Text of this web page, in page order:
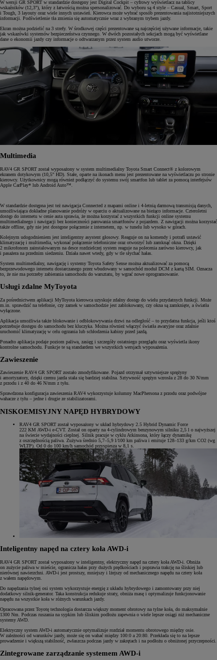
W wersji GR SPORT w standardzie dostępny jest Digital Cockpit – cyfrowy wyświetlacz na tablicy
wskaźników (12,3"), który z łatwością można spersonalizować. Do wyboru są 4 style – Casual, Smart, Sport
i Tough, 3 layouty oraz wiele innych ustawień. Kierowca może wybrać sposób prezentowania najistotniejszych
informacji. Podświetlenie tła zmienia się automatycznie wraz z wybranym trybem jazdy.
Ekran można podzielić na 3 strefy. W środkowej części prezentowane są najczęściej używane informacje, takie
jak wskazówki systemów bezpieczeństwa czynnego. W dwóch pozostałych sekcjach mogą być wyświetlane
dane o ekonomii jazdy czy informacje o odtwarzanym przez system audio utworze.
Multimedia
RAV4 GR SPORT został wyposażony w system multimedialny Toyota Smart Connect® z kolorowym
ekranem dotykowym (10,5" HD). Stałe, oparte na ikonach menu jest prezentowane na wyświetlaczu po stronie
kierowcy. Użytkownicy mogą również podłączyć do systemu swój smartfon lub tablet za pomocą interfejsów
Apple CarPlay* lub Android Auto™.
W standardzie dostępna jest też nawigacja Connected z mapami online i 4-letnią darmową transmisją danych,
umożliwiająca dokładne planowanie podróży w oparciu o aktualizowane na bieżąco informacje. Czteroletni
dostęp do internetu w cenie auta sprawia, że można korzystać z wszystkich funkcji online systemu
multimedialnego i nawigacji bez konieczności parowania smartfonów z pojazdem. Z nawigacji można korzystać
także offline, gdy nie jest dostępne połączenie z internetem, np. w tunelu lub wysoko w górach.
Kolejnym udogodnieniem jest inteligentny asystent głosowy. Reaguje on na komendy i potrafi ustawić
klimatyzację i multimedia, wykonać połączenie telefoniczne oraz otworzyć lub zamknąć okna. Dzięki
2 mikrofonom zainstalowanym na desce rozdzielczej system reaguje na polecenia zarówno kierowcy, jak
i pasażera na przednim siedzeniu. Działa nawet wtedy, gdy w tle słychać hałas.
System multimedialny, nawigację i systemy Toyota Safety Sense można aktualizować za pomocą
bezprzewodowego internetu dostarczanego przez wbudowany w samochód moduł DCM z kartą SIM. Oznacza
to, że nie ma potrzeby zabierania samochodu do warsztatu, by wgrać nowe oprogramowanie.
Usługi zdalne MyToyota
Za pośrednictwem aplikacji MyToyota kierowca uzyskuje zdalny dostęp do wielu przydatnych funkcji. Może
m.in. sprawdzić na telefonie, czy zamek w samochodzie jest zablokowany, czy okna są zamknięte, a światła
wyłączone.
Aplikacja umożliwia także blokowanie i odblokowywania drzwi na odległość – to przydatna funkcja, jeśli ktoś
potrzebuje dostępu do samochodu bez kluczyka. Można również włączyć światła awaryjne oraz zdalnie
uruchomić klimatyzację w celu ogrzania lub schłodzenia kabiny przed jazdą.
Ponadto aplikacja podaje poziom paliwa, zasięg i szczegóły ostatniego przeglądu oraz wyświetla ikony
kontrolne samochodu. Funkcje te są standardem we wszystkich wersjach wyposażenia.
Zawieszenie
Zawieszenie RAV4 GR SPORT zostało zmodyfikowane. Pojazd otrzymał sztywniejsze sprężyny
i amortyzatory, dzięki czemu jazda stała się bardziej stabilna. Sztywność sprężyn wzrosła z 28 do 30 N/mm
z przodu i z 40 do 46 N/mm z tyłu.
Sprawdzona konfiguracja zawieszenia RAV4 wykorzystuje kolumny MacPhersona z przodu oraz podwójne
wahacze z tyłu – jedne i drugie ze stabilizatorami.
NISKOEMISYJNY NAPĘD HYBRYDOWY
RAV4 GR SPORT został wyposażony w układ hybrydowy 2.5 Hybrid Dynamic Force
222 KM AWD-i e‑CVT. Został on oparty na 4-cylindrowym benzynowym silniku 2,5 l o najwyższej
na świecie wydajności cieplnej. Silnik pracuje w cyklu Atkinsona, który łączy dynamikę
z oszczędnością paliwa. Zużywa średnio 5,7–5,9 l/100 km paliwa i emituje 128–133 g/km CO2 (wg
WLTP). Od 0 do 100 km/h samochód przyspiesza w 8,1 s.
Inteligentny napęd na cztery koła AWD-i
RAV4 GR SPORT został wyposażony w inteligentny, elektryczny napęd na cztery koła AWD-i. Obniża
on zużycie paliwa w mieście, ogranicza hałas przy dużych prędkościach i poprawia trakcję na śliskiej lub
nierównej nawierzchni. AWD-i jest prostszy, mniejszy i lżejszy od mechanicznego napędu na cztery koła
z wałem napędowym.
Do napędzania tylnej osi system wykorzystuje energię z układu hybrydowego i zamontowany przy niej
dodatkowy silnik-generator. Taka konstrukcja redukuje straty, obniża masę i optymalizuje funkcjonowanie
napędu na wszystkie koła w różnych warunkach jazdy.
Opracowana przez Toyotę technologia dostarcza większy moment obrotowy na tylne koła, do maksymalnie
1300 Nm. Podczas ruszania na sypkim lub śliskim podłożu zapewnia o wiele lepsze osiągi niż mechaniczne
systemy AWD.
Elektryczny system AWD-i automatycznie optymalizuje rozdział momentu obrotowego między osie.
W zależności od warunków jazdy, może się on wahać między 100:0 a 20:80. Przekłada się to na lepsze
prowadzenie i większą stabilność, zwłaszcza podczas jazdy w zakrętach i na podłożu o obniżonej przyczepności.
Zintegrowane zarządzanie systemem AWD-i